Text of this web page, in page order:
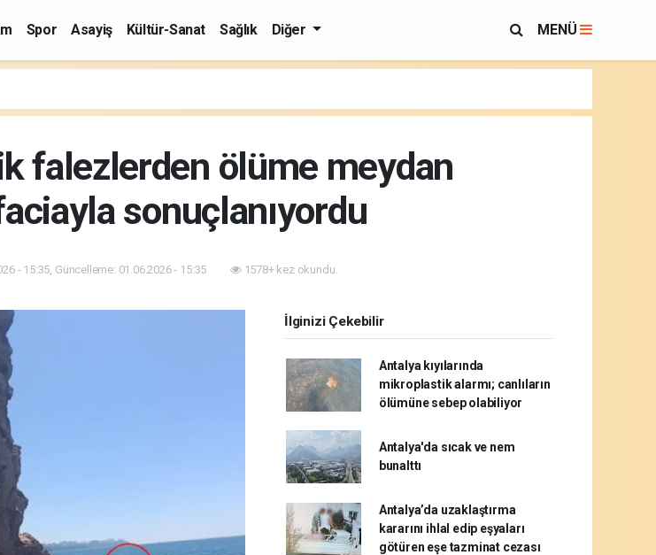
Spor Asayiş Kültür-Sanat Sağlık Diğer MENÜ
falezlerden ölüme meydan
sonuçlanıyordu
- 15:35, Güncelleme: 01.06.2026 - 15:35 1578+ kez okundu.
İlginizi Çekebilir
Antalya kıyılarında
mikroplastik alarmı; canlıların
ölümüne sebep olabiliyor
Antalya'da sıcak ve nem
bunalttı
Antalya’da uzaklaştırma
kararını ihlal edip eşyaları
götüren eşe tazminat cezası